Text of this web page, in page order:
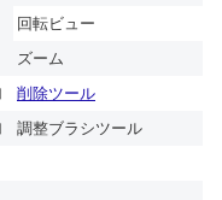
回転ビュー
ズーム
削除ツール
調整ブラシツール